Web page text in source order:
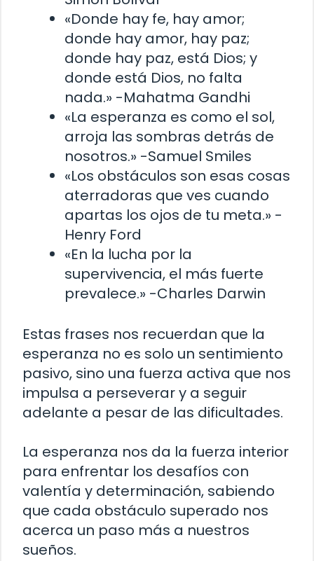
«Donde hay fe, hay amor;
donde hay amor, hay paz;
donde hay paz, está Dios; y
donde está Dios, no falta
nada.» -Mahatma Gandhi
«La esperanza es como el sol,
arroja las sombras detrás de
nosotros.» -Samuel Smiles
«Los obstáculos son esas cosas
aterradoras que ves cuando
apartas los ojos de tu meta.» -
Henry Ford
«En la lucha por la
supervivencia, el más fuerte
prevalece.» -Charles Darwin
Estas frases nos recuerdan que la
esperanza no es solo un sentimiento
pasivo, sino una fuerza activa que nos
impulsa a perseverar y a seguir
adelante a pesar de las dificultades.
La esperanza nos da la fuerza interior
para enfrentar los desafíos con
valentía y determinación, sabiendo
que cada obstáculo superado nos
acerca un paso más a nuestros
sueños.